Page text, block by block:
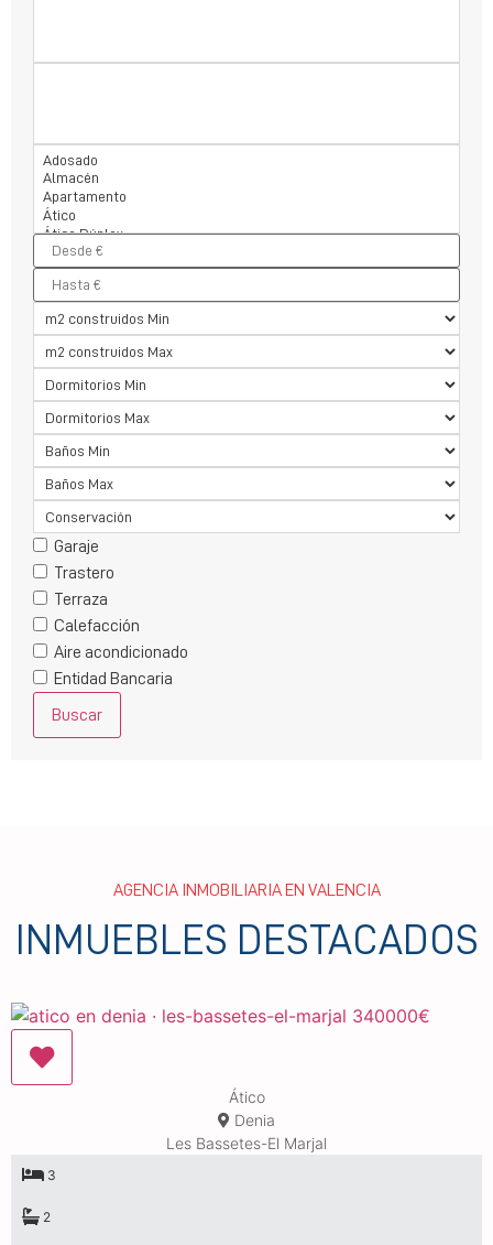
Garaje
Trastero
Terraza
Calefacción
Aire acondicionado
Entidad Bancaria
Buscar
AGENCIA INMOBILIARIA EN VALENCIA
INMUEBLES DESTACADOS
Ático
Denia
Les Bassetes-El Marjal
3
2